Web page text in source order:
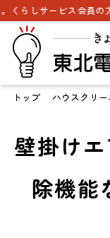
らしサービス会員の
トップ ハウスクリ
壁掛け
除機能